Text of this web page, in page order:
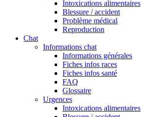
Intoxications alimentaires
Blessure / accident
Problème médical
Reproduction
Chat
Informations chat
Informations générales
Fiches infos races
Fiches infos santé
FAQ
Glossaire
Urgences
Intoxications alimentaires